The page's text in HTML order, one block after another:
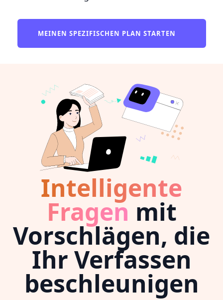
MEINEN SPEZIFISCHEN PLAN STARTEN
Intelligente
Fragen mit
Vorschlägen, die
Ihr Verfassen
beschleunigen